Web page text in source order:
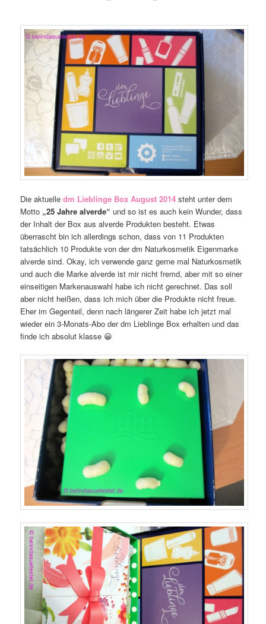
Die aktuelledm Lieblinge Box August 2014 steht unter dem
Motto „25 Jahre alverde“ und so ist es auch kein Wunder, dass
der Inhalt der Box aus alverde Produkten besteht. Etwas
überrascht bin ich allerdings schon, dass von 11 Produkten
tatsächlich 10 Produkte von der dm Naturkosmetik Eigenmarke
alverde sind. Okay, ich verwende ganz gerne mal Naturkosmetik
und auch die Marke alverde ist mir nichtfremd, aber mit so einer
einseitigen Markenauswahl habe ich nicht gerechnet. Das soll
aber nicht heißen, dass ich mich über die Produkte nicht freue.
Eher im Gegenteil, denn nach längerer Zeit habe ich jetzt mal
wieder ein 3-Monats-Abo der dm Lieblinge Box erhalten und das
finde ich absolut klasse 😀